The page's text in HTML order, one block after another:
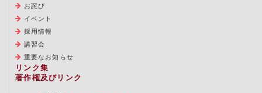
お詫び
イベント
採用情報
講習会
重要なお知らせ
リンク集
著作権及びリンク